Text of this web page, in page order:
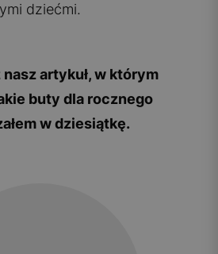
dziećmi.
artykuł, w którym
buty dla rocznego
w dziesiątkę.